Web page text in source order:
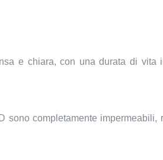
e chiara, con una durata di
completamente